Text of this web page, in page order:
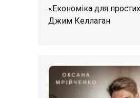
«Економіка для
Джим Келлаган